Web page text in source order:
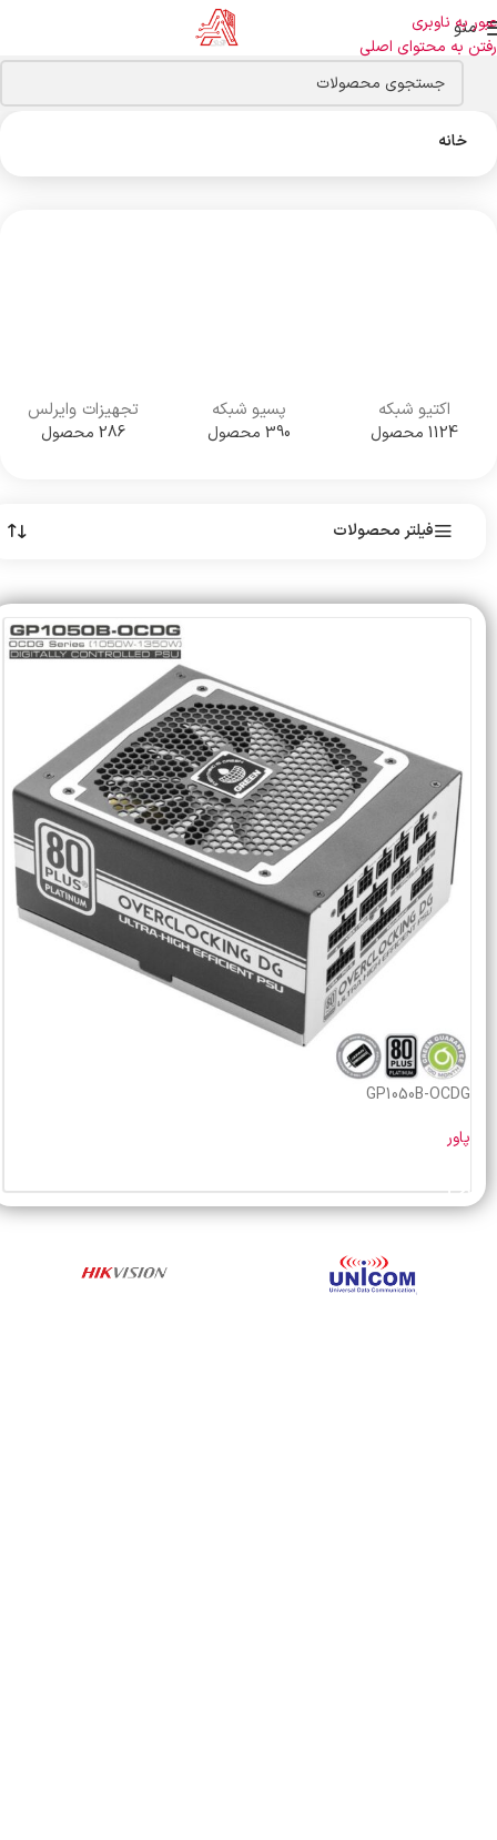
عبور به ناوبری
رفتن به محتوای اصلی
منو
خانه
اکتیو شبکه
1124 محصول
پسیو شبکه
390 محصول
تجهیزات وایرلس
286 محصول
فیلتر محصولات
GP1050B-OCDG
پاور